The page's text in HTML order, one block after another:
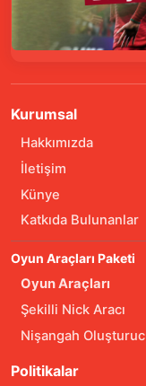
Kurumsal
Hakkımızda
İletişim
Künye
Katkıda Bulunanlar
Oyun Araçları Paketi
Oyun Araçları
Şekilli Nick Aracı
Nişangah
Politikalar